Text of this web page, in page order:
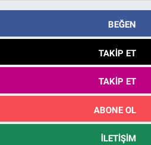
BEĞEN
TAKIP ET
TAKIP ET
ABONE OL
İLETIŞIM